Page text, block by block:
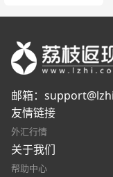
邮箱：
友情链接
外汇行情
关于我们
帮助中心